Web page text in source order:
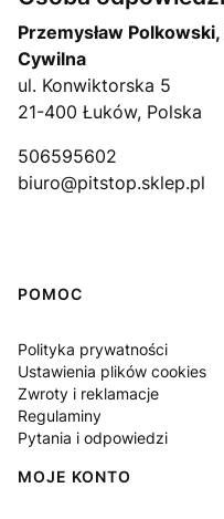
Przemysław
Cywilna
ul. Konwiktorska 5
21-400 Łuków, Polska
506595602
biuro@pitstop.sklep.pl
Linki w stopce
POMOC
Polityka prywatności
Ustawienia plików cookies
Zwroty i reklamacje
Regulaminy
Pytania i odpowiedzi
MOJE KONTO